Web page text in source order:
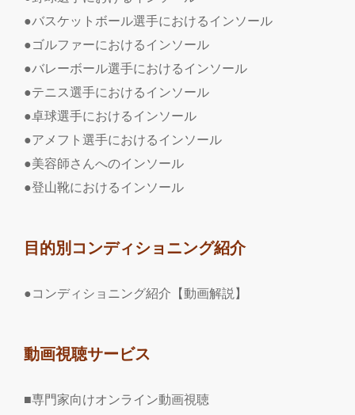
●バスケットボール選手におけるインソール
●ゴルファーにおけるインソール
●バレーボール選手におけるインソール
●テニス選手におけるインソール
●卓球選手におけるインソール
●アメフト選手におけるインソール
●美容師さんへのインソール
●登山靴におけるインソール
目的別コンディショニング紹介
●コンディショニング紹介【動画解説】
動画視聴サービス
■専門家向けオンライン動画視聴